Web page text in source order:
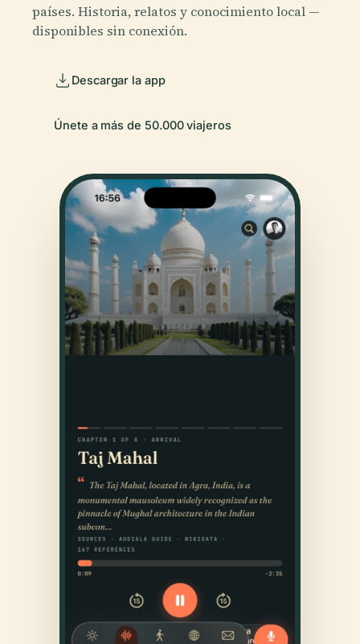
países. Historia, relatos y conocimiento local —
disponibles sin conexión.
Descargar la app
Únete a más de 50.000 viajeros